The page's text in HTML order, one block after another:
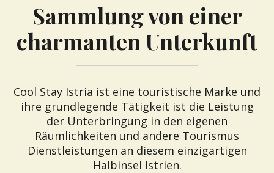
Sammlung von einer
charmanten Unterkunft
Cool Stay Istria ist eine touristische Marke und
ihre grundlegende Tätigkeit ist die Leistung
der Unterbringung in den eigenen
Räumlichkeiten und andere Tourismus
Dienstleistungen an diesem einzigartigen
Halbinsel Istrien.